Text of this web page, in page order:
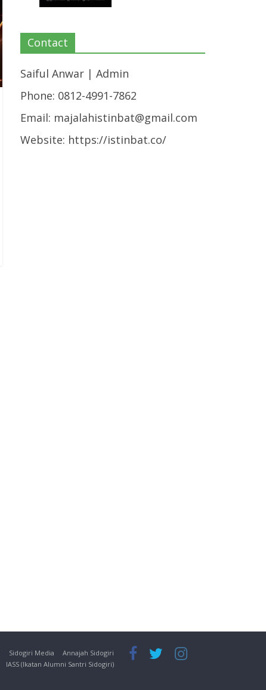
Contact
Saiful Anwar | Admin
Phone: 0812-4991-7862
Email: majalahistinbat@gmail.com
Website: https://istinbat.co/
Sidogiri Media
Annajah Sidogiri
IASS (Ikatan Alumni Santri Sidogiri)